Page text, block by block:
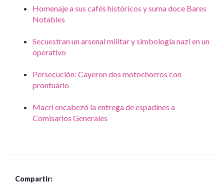
Homenaje a sus cafés históricos y suma doce Bares
Notables
Secuestran un arsenal militar y simbología nazi en un
operativo
Persecución: Cayeron dos motochorros con
prontuario
Macri encabezó la entrega de espadines a
Comisarios Generales
Compartir: